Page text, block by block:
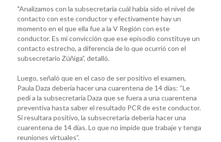
"Analizamos con la subsecretaria cuál había sido el nivel de
contacto con este conductor y efectivamente hay un
momento en el que ella fue a la V Región con este
conductor. Es mi convicción que ese episodio constituye un
contacto estrecho, a diferencia de lo que ocurrió con el
subsecretario Zúñiga”, detalló.
Luego, señaló que en el caso de ser positivo el examen,
Paula Daza debería hacer una cuarentena de 14 días: “Le
pedí a la subsecretaria Daza que se fuera a una cuarentena
preventiva hasta saber el resultado PCR de este conductor.
Si resultara positivo, la subsecretaria debería hacer una
cuarentena de 14 días. Lo que no impide que trabaje y tenga
reuniones virtuales”.